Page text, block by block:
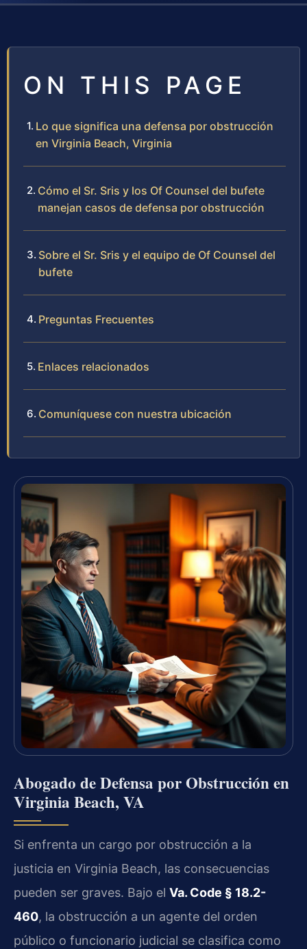
ON THIS PAGE
Lo que significa una defensa por obstrucción
en Virginia Beach, Virginia
Cómo el Sr. Sris y los Of Counsel del bufete
manejan casos de defensa por obstrucción
Sobre el Sr. Sris y el equipo de Of Counsel del
bufete
Preguntas Frecuentes
Enlaces relacionados
Comuníquese con nuestra ubicación
Abogado de Defensa por Obstrucción en
Virginia Beach, VA
Si enfrenta un cargo por obstrucción a la
justicia en Virginia Beach, las consecuencias
pueden ser graves. Bajo el Va. Code § 18.2-
460, la obstrucción a un agente del orden
público o funcionario judicial se clasifica como